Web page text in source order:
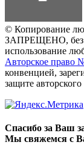
© Копирование
ЗАПРЕЩЕНО, без
использование
Авторское право
конвенцией,
защите
Спасибо за Ваш
Мы свяжемся с